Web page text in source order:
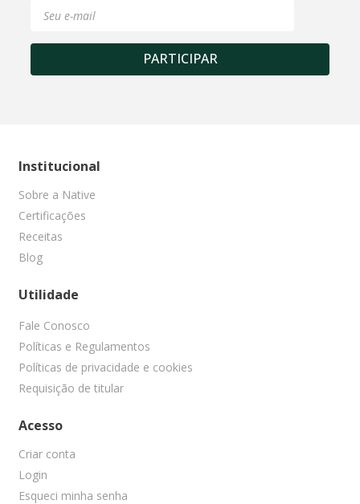
PARTICIPAR
Institucional
Sobre a Native
Certificações
Receitas
Blog
Utilidade
Fale Conosco
Políticas e Regulamentos
Políticas de privacidade e cookies
Requisição de titular
Acesso
Criar conta
Login
Esqueci minha senha